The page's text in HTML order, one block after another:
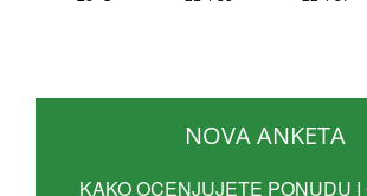
NOVA ANKETA
KAKO OCENJUJETE PONUDU